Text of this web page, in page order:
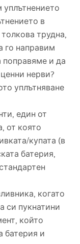
в
трудна,
го направим
поправяме и да
нерви?
уплътняване
един от
от която
купата (в
батерия,
когато
си пукнатини
който
батерия и